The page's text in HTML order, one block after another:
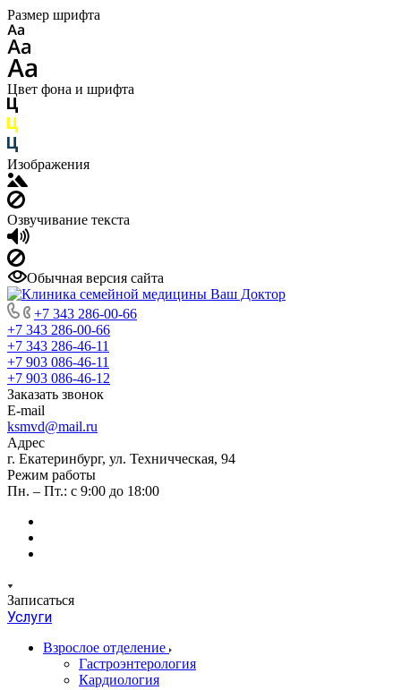
Размер шрифта
Цвет фона и шрифта
Изображения
Озвучивание текста
Обычная версия сайта
+7 343 286-00-66
+7 343 286-00-66
+7 343 286-46-11
+7 903 086-46-11
+7 903 086-46-12
Заказать звонок
E-mail
ksmvd@mail.ru
Адрес
г. Екатеринбург, ул. Техничческая, 94
Режим работы
Пн. – Пт.: с 9:00 до 18:00
Записаться
Услуги
Взрослое отделение
Гастроэнтерология
Кардиология